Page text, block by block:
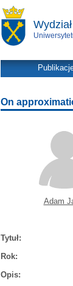
On
Adam
Tytuł:
Rok:
Opis: